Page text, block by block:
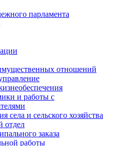
парламента
отношений
и работы с
села и сельского хозяйства
отдел
заказа
работы